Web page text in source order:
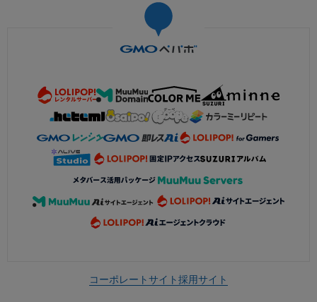
コーポレートサイト採用サイト